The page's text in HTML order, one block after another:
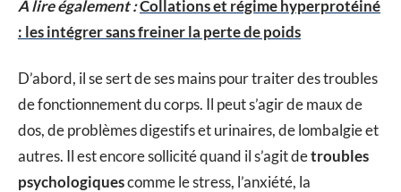
A lire également :Collations et régime hyperprotéiné
: les intégrer sans freiner la perte de poids
D’abord, il se sert de ses mains pour traiter des troubles
de fonctionnement du corps. Il peut s’agir de maux de
dos, de problèmes digestifs et urinaires, de lombalgie et
autres. Il est encore sollicité quand il s’agit detroubles
psychologiquescomme le stress, l’anxiété, la